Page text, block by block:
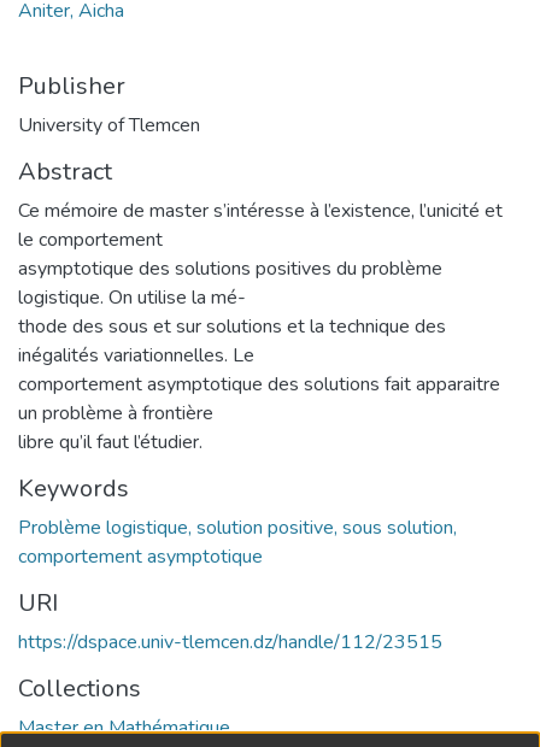
Aniter, Aicha
Publisher
University of Tlemcen
Abstract
Ce mémoire de master s’intéresse à l’existence, l’unicité et
le comportement
asymptotique des solutions positives du problème
logistique. On utilise la mé-
thode des sous et sur solutions et la technique des
inégalités variationnelles. Le
comportement asymptotique des solutions fait apparaitre
un problème à frontière
libre qu’il faut l’étudier.
Keywords
Problème logistique, solution positive, sous solution,
comportement asymptotique
URI
https://dspace.univ-tlemcen.dz/handle/112/23515
Collections
Master en Mathématique